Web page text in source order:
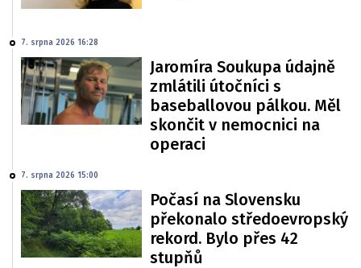
7. srpna 2026 16:28
Jaromíra Soukupa údajně
zmlátili útočníci s
baseballovou pálkou. Měl
skončit v nemocnici na
operaci
7. srpna 2026 15:00
Počasí na Slovensku
překonalo středoevropský
rekord. Bylo přes 42
stupňů